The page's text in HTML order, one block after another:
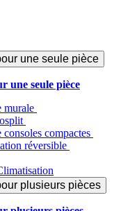
une seule pièce
une seule pièce
murale
compactes
réversible
plusieurs pièces